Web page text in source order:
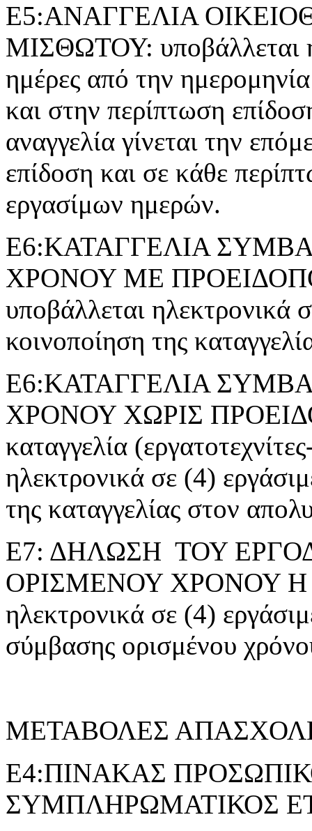
Ε5:ΑΝΑΓΓΕΛΙΑ
ΜΙΣΘΩΤΟΥ: υποβάλλεται
ημέρες από την
και στην περίπτωση
αναγγελία γίνεται την
επίδοση και σε κάθε
εργασίμων ημερών.
Ε6:ΚΑΤΑΓΓΕΛΙΑ
ΧΡΟΝΟΥ ΜΕ
υποβάλλεται ηλεκτρονικά
κοινοποίηση της
Ε6:ΚΑΤΑΓΓΕΛΙΑ
ΧΡΟΝΟΥ ΧΩΡΙΣ
καταγγελία
ηλεκτρονικά σε (4)
της καταγγελίας στον
Ε7: ΔΗΛΩΣΗ ΤΟΥ
ΟΡΙΣΜΕΝΟΥ ΧΡΟΝΟΥ Η
ηλεκτρονικά σε (4)
σύμβασης ορισμένου
ΜΕΤΑΒΟΛΕΣ
Ε4:ΠΙΝΑΚΑΣ
ΣΥΜΠΛΗΡΩΜΑΤΙΚΟΣ